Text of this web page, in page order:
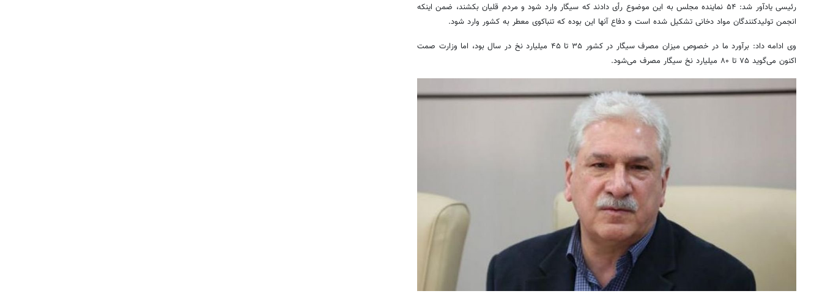
رئیسی یادآور شد: ۵۴ نماینده مجلس به این موضوع رأی دادند که سیگار وارد شود و مردم قلیان بکشند، ضمن اینکه
انجمن تولیدکنندگان مواد دخانی تشکیل شده است و دفاع آنها این بوده که تنباکوی معطر به کشور وارد شود.
وی ادامه داد: برآورد ما در خصوص میزان مصرف سیگار در کشور ۳۵ تا ۴۵ میلیارد نخ در سال بود، اما وزارت صمت
اکنون می‌گوید ۷۵ تا ۸۰ میلیارد نخ سیگار مصرف می‌شود.